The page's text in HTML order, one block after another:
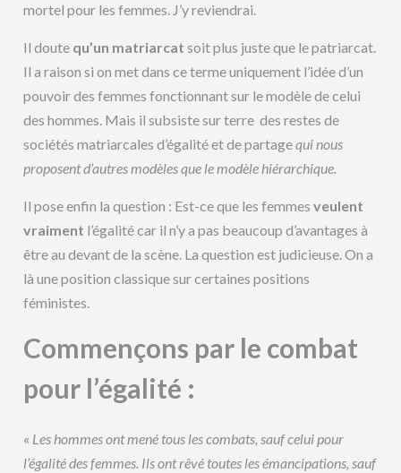
mortel pour les femmes. J’y reviendrai.
Il doute qu’un matriarcat soit plus juste que le patriarcat.
Il a raison si on met dans ce terme uniquement l’idée d’un
pouvoir des femmes fonctionnant sur le modèle de celui
des hommes. Mais il subsiste sur terre des restes de
sociétés matriarcales d’égalité et de partagequi nous
proposent d’autres modèles que le modèle hiérarchique.
Il pose enfin la question : Est-ce que les femmesveulent
vraiment l’égalité car il n’y a pas beaucoup d’avantages à
être au devant de la scène. La question est judicieuse. On a
là une position classique sur certaines positions
féministes.
Commençons par le combat
pour l’égalité :
« Les hommes ont mené tous les combats, sauf celui pour
l’égalité des femmes. Ils ont rêvé toutes les émancipations, sauf